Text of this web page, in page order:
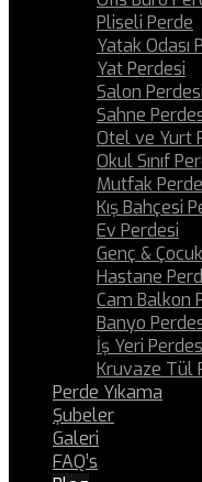
Pliseli Perde
Yatak Odası
Yat Perdesi
Salon Perdesi
Sahne
Otel ve Yurt
Okul Sınıf
Mutfak
Kış Bahçesi
Ev Perdesi
Genç &
Hastane
Cam Balkon
Banyo
İş Yeri
Kruvaze Tül
Perde Yıkama
Şubeler
Galeri
FAQ’s